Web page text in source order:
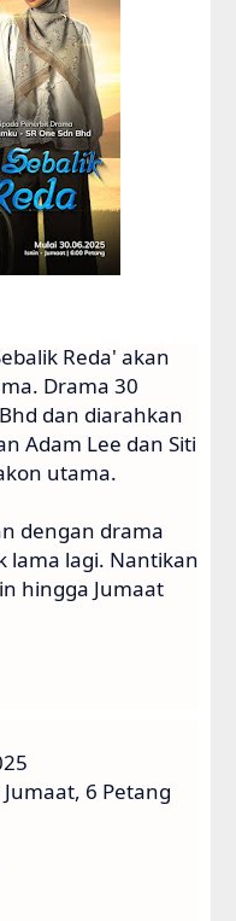
Reda' akan
Drama 30
dan diarahkan
Adam Lee dan Siti
utama.
dengan drama
lama lagi. Nantikan
hingga Jumaat
6 Petang